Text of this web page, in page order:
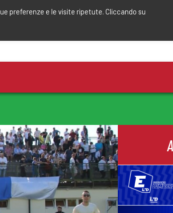
preferenze e le visite ripetute. Cliccando su